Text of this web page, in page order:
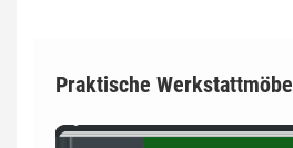
Praktische Werkstattmöbel